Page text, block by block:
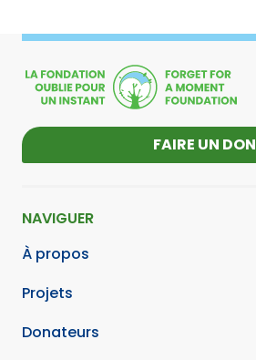
FAIRE UN DON
NAVIGUER
À propos
Projets
Donateurs